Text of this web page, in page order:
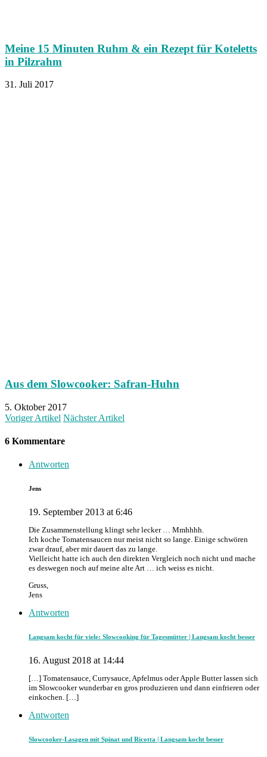
Meine 15 Minuten Ruhm & ein Rezept für Koteletts
in Pilzrahm
31. Juli 2017
Aus dem Slowcooker: Safran-Huhn
5. Oktober 2017
Voriger Artikel Nächster Artikel
6 Kommentare
Antworten
Jens
19. September 2013 at 6:46
Die Zusammenstellung klingt sehr lecker … Mmhhhh.
Ich koche Tomatensaucen nur meist nicht so lange. Einige schwören
zwar drauf, aber mir dauert das zu lange.
Vielleicht hatte ich auch den direkten Vergleich noch nicht und mache
es deswegen noch auf meine alte Art … ich weiss es nicht.
Gruss,
Jens
Antworten
Langsam kocht für viele: Slowcooking für Tagesmütter | Langsam kocht besser
16. August 2018 at 14:44
[…] Tomatensauce, Currysauce, Apfelmus oder Apple Butter lassen sich
im Slowcooker wunderbar en gros produzieren und dann einfrieren oder
einkochen. […]
Antworten
Slowcooker-Lasagen mit Spinat und Ricotta | Langsam kocht besser